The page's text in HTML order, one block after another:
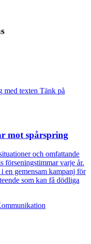
mot spårspring
och omfattande
förseningstimmar varje år.
en gemensam kampanj för
som kan få dödliga